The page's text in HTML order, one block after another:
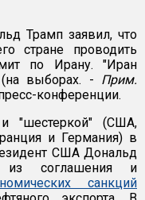
Трамп заявил, что
стране проводить
по Ирану. "Иран
выборах. - Прим.
конференции.
"шестеркой" (США,
и Германия) в
США Дональд
соглашения и
санкций